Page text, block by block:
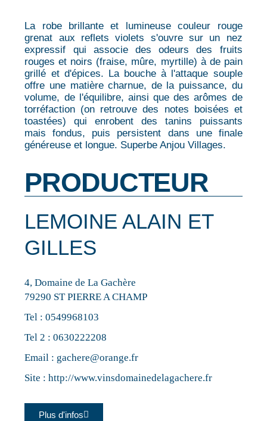
La robe brillante et lumineuse couleur rouge
grenat aux reflets violets s'ouvre sur un nez
expressif qui associe des odeurs des fruits
rouges et noirs (fraise, mûre, myrtille) à de pain
grillé et d'épices. La bouche à l'attaque souple
offre une matière charnue, de la puissance, du
volume, de l'équilibre, ainsi que des arômes de
torréfaction (on retrouve des notes boisées et
toastées) qui enrobent des tanins puissants
mais fondus, puis persistent dans une finale
généreuse et longue. Superbe Anjou Villages.
PRODUCTEUR
LEMOINE ALAIN ET
GILLES
4, Domaine de La Gachère
79290 ST PIERRE A CHAMP
Tel :0549968103
Tel 2 :0630222208
Email : gachere@orange.fr
Site :http://www.vinsdomainedelagachere.fr
Plus d'infos